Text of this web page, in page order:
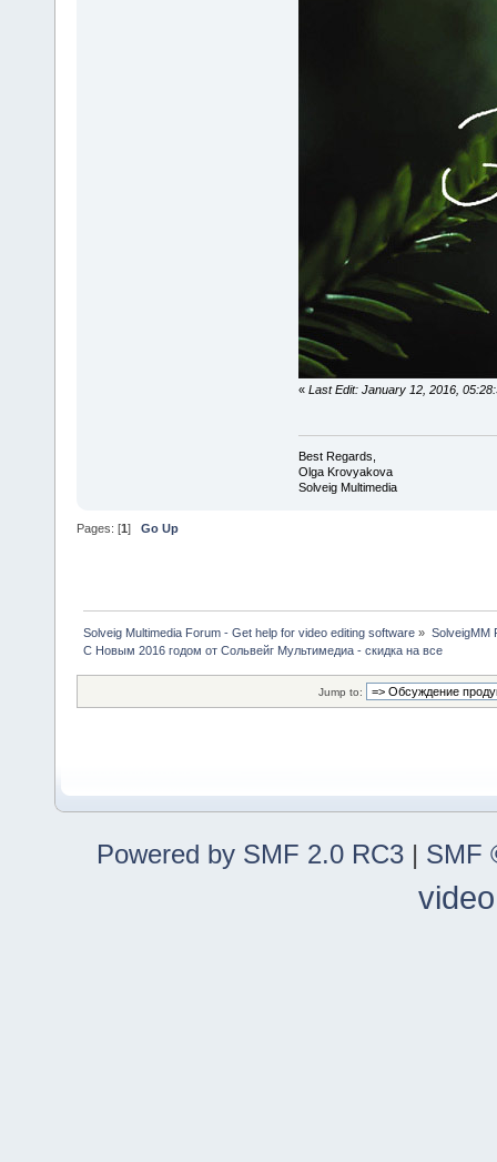
« Last Edit: January 12, 2016,
Best Regards,
Olga Krovyakova
Solveig Multimedia
Pages: [1] Go Up
Solveig Multimedia Forum - Get help for video editing software » SolveigMM
C Новым 2016 годом от Сольвейг Мультимедиа - скидка на все
Jump to:
Powered by SMF 2.0 RC3 | SMF